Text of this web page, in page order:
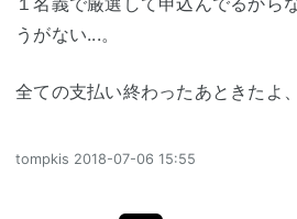
うがない...。
全ての支払い終わったあときたよ
tompkis 2018-07-06 15:55